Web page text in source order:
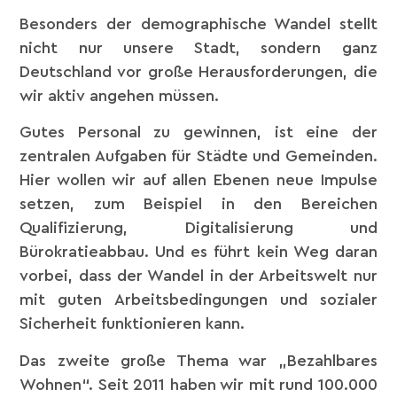
Besonders der demographische Wandel stellt
nicht nur unsere Stadt, sondern ganz
Deutschland vor große Herausforderungen, die
wir aktiv angehen müssen.
Gutes Personal zu gewinnen, ist eine der
zentralen Aufgaben für Städte und Gemeinden.
Hier wollen wir auf allen Ebenen neue Impulse
setzen, zum Beispiel in den Bereichen
Qualifizierung, Digitalisierung und
Bürokratieabbau. Und es führt kein Weg daran
vorbei, dass der Wandel in der Arbeitswelt nur
mit guten Arbeitsbedingungen und sozialer
Sicherheit funktionieren kann.
Das zweite große Thema war „Bezahlbares
Wohnen“. Seit 2011 haben wir mit rund 100.000